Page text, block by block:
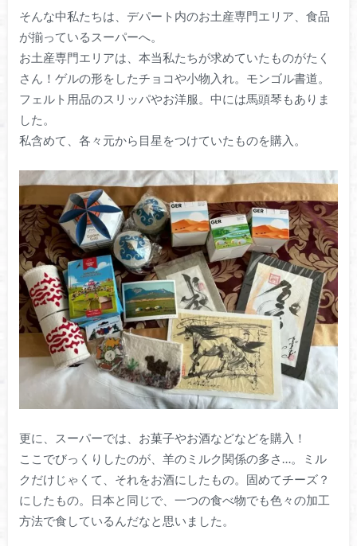
そんな中私たちは、デパート内のお土産専門エリア、食品
が揃っているスーパーへ。
お土産専門エリアは、本当私たちが求めていたものがたく
さん！ゲルの形をしたチョコや小物入れ。モンゴル書道。
フェルト用品のスリッパやお洋服。中には馬頭琴もありま
した。
私含めて、各々元から目星をつけていたものを購入。
更に、スーパーでは、お菓子やお酒などなどを購入！
ここでびっくりしたのが、羊のミルク関係の多さ…。ミル
クだけじゃくて、それをお酒にしたもの。固めてチーズ？
にしたもの。日本と同じで、一つの食べ物でも色々の加工
方法で食しているんだなと思いました。